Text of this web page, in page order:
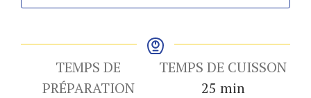
TEMPS DE
PRÉPARATION
TEMPS DE CUISSON
25 minutes
min